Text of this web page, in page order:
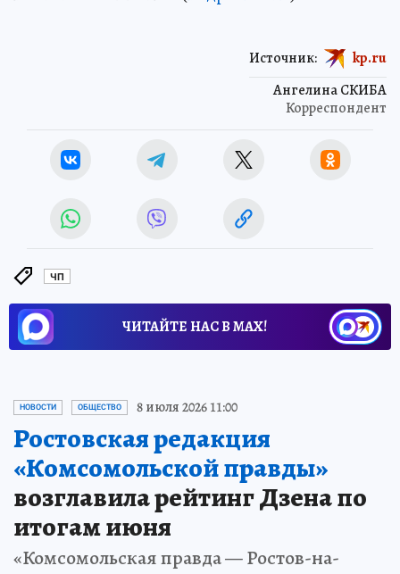
Ангелина СКИБА
Корреспондент
Источник: kp.ru
ЧП
ЧИТАЙТЕ НАС В МАХ!
НОВОСТИ ОБЩЕСТВО 8 июля 2026 11:00
Ростовская редакция
«Комсомольской правды»
возглавила рейтинг Дзена по
итогам июня
«Комсомольская правда — Ростов-на-